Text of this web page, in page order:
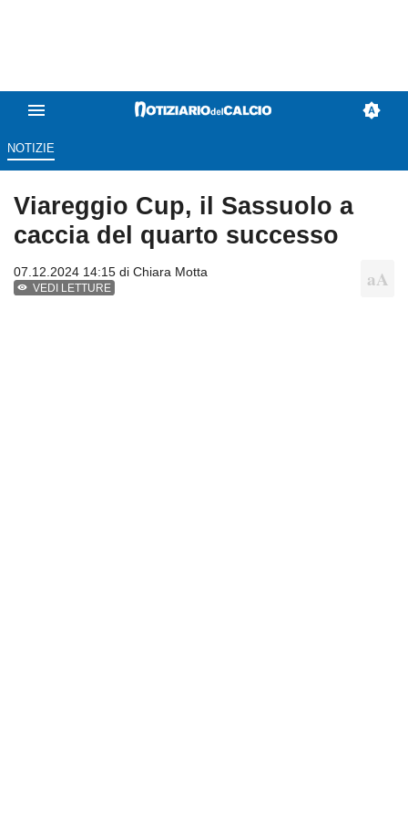
NOTIZIE
Viareggio Cup, il Sassuolo a
caccia del quarto successo
07.12.2024 14:15 di Chiara Motta
VEDI LETTURE